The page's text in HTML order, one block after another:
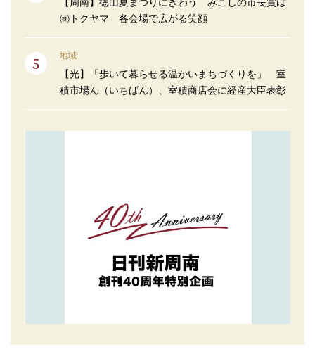
【周南】徳山夏まつりにぎわう みこしの市長賞は
㈱トクヤマ 各会場で広がる笑顔
地域
【光】「歩いて暮らせる温かいまちづくりを」 室
積市場ん（いちばん）、室積商店会に経産大臣表彰